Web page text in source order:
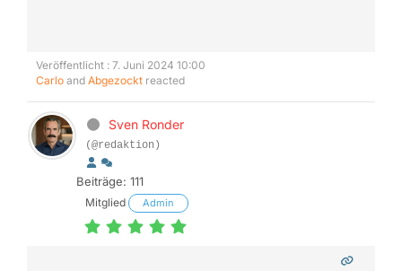
Veröffentlicht : 7. Juni 2024 10:00
Carlo and Abgezockt reacted
Sven Ronder
(@redaktion)
Beiträge: 111
Mitglied Admin